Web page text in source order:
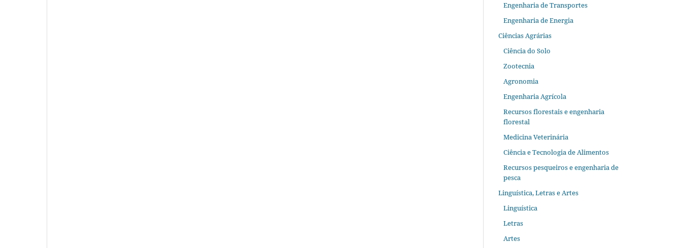
Engenharia de Transportes
Engenharia de Energia
Ciências Agrárias
Ciência do Solo
Zootecnia
Agronomia
Engenharia Agrícola
Recursos florestais e engenharia
florestal
Medicina Veterinária
Ciência e Tecnologia de Alimentos
Recursos pesqueiros e engenharia de
pesca
Linguística, Letras e Artes
Linguística
Letras
Artes